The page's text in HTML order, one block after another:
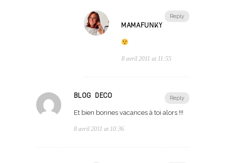
Reply
MAMAFUNKY
8 avril 2011 at 11:55
Reply
BLOG DECO
Et bien bonnes vacances à toi alors !!!
8 avril 2011 at 10:36